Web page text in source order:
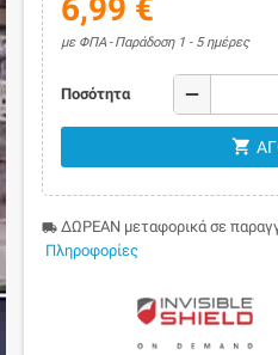
6,99 €
με ΦΠΑ Παράδοση 1 - 5 ημέρες
Ποσότητα remove
shopping_cart
local_shipping ΔΩΡΕΑΝ μεταφορικά σε
Πληροφορίες